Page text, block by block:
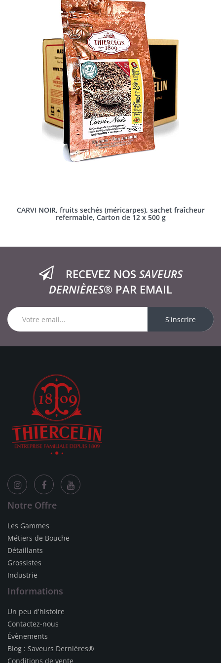
CARVI NOIR, fruits sechés (méricarpes), sachet fraîcheur
refermable, Carton de 12 x 500 g
RECEVEZ NOS SAVEURS
DERNIÈRES® PAR EMAIL
S'inscrire
Notre Offre
Les Gammes
Métiers de Bouche
Détaillants
Grossistes
Industrie
Informations
Un peu d'histoire
Contactez-nous
Évènements
Blog : Saveurs Dernières®
Conditions de vente